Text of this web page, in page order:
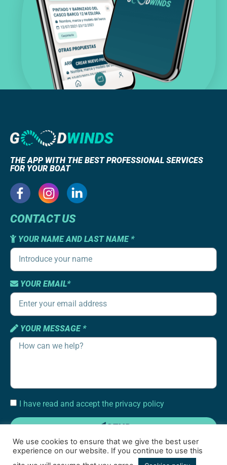
THE APP WITH THE BEST PROFESSIONAL SERVICES
FOR YOUR BOAT
CONTACT US
YOUR NAME AND LAST NAME *
YOUR EMAIL*
YOUR MESSAGE *
I have read and accept the privacy policy
SEND
We use cookies to ensure that we give the best user
experience on our website. If you continue to use this